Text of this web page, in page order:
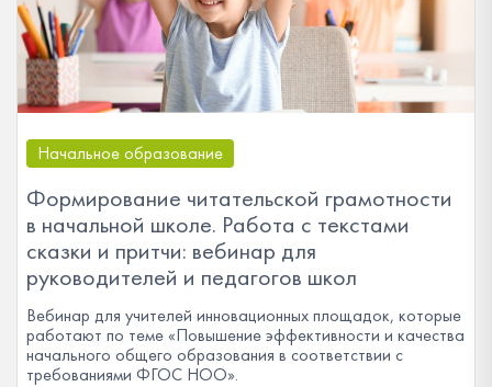
Начальное образование
Формирование читательской грамотности
в начальной школе. Работа с текстами
сказки и притчи: вебинар для
руководителей и педагогов школ
Вебинар для учителей инновационных площадок, которые
работают по теме «Повышение эффективности и качества
начального общего образования в соответствии с
требованиями ФГОС НОО».